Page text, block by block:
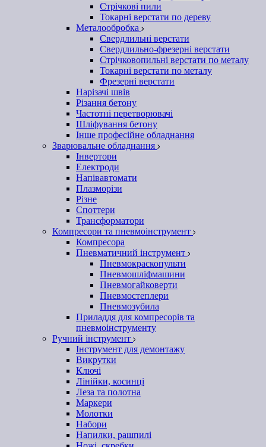
Стрічкові пили
Токарні верстати по дереву
Металообробка
Свердлильні верстати
Свердлильно-фрезерні верстати
Стрічковопильні верстати по металу
Токарні верстати по металу
Фрезерні верстати
Нарізачі швів
Різання бетону
Частотні перетворювачі
Шліфування бетону
Інше професійне обладнання
Зварювальне обладнання
Інвертори
Електроди
Напівавтомати
Плазморізи
Різне
Споттери
Трансформатори
Компресори та пневмоінструмент
Компресора
Пневматичний інструмент
Пневмокраскопульти
Пневмошліфмашини
Пневмогайковерти
Пневмостеплери
Пневмозубила
Приладдя для компресорів та
пневмоінструменту
Ручний інструмент
Інструмент для демонтажу
Викрутки
Ключі
Лінійки, косинці
Леза та полотна
Маркери
Молотки
Набори
Напилки, рашпилі